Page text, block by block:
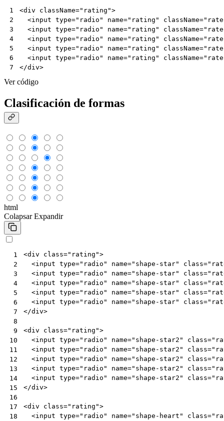
1
2
3
4
5
6
7
<div className="rating">
<input type="radio" name="rating" className="rate
<input type="radio" name="rating" className="rate
<input type="radio" name="rating" className="rate
<input type="radio" name="rating" className="rate
<input type="radio" name="rating" className="rate
</div>
Ver código
Clasificación de formas
html
Colapsar Expandir
1
2
3
4
5
6
7
8
9
10
11
12
13
14
15
16
17
18
<div class="rating">
<input type="radio" name="shape-star" class=
<input type="radio" name="shape-star" class=
<input type="radio" name="shape-star" class=
<input type="radio" name="shape-star" class=
<input type="radio" name="shape-star" class=
</div>
<div class="rating">
<input type="radio" name="shape-star2" class=
<input type="radio" name="shape-star2" class=
<input type="radio" name="shape-star2" class=
<input type="radio" name="shape-star2" class=
<input type="radio" name="shape-star2" class=
</div>
<div class="rating">
<input type="radio" name="shape-heart" class=